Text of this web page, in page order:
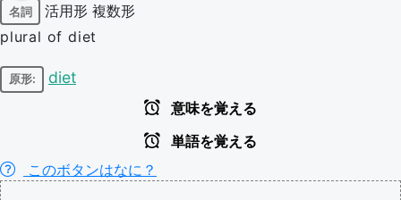
名詞 活用形 複数形
plural of diet
原形: diet
意味を覚える
単語を覚える
このボタンはなに？